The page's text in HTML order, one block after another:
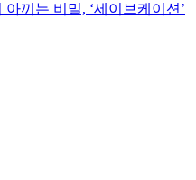
끼는 비밀, ‘세이브케이션’